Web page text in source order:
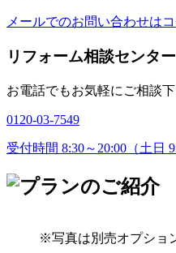
メールでのお問い合わせはコ
リフォーム相談センター
お電話でもお気軽にご相談下
0120-03-7549
受付時間 8:30～20:00（土日
※写真は別売オプショ